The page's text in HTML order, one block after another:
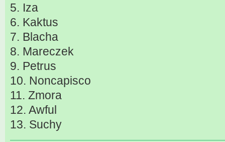
5. Iza
6. Kaktus
7. Blacha
8. Mareczek
9. Petrus
10. Noncapisco
11. Zmora
12. Awful
13. Suchy